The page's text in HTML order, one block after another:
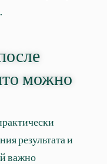
можно
результата и
важно